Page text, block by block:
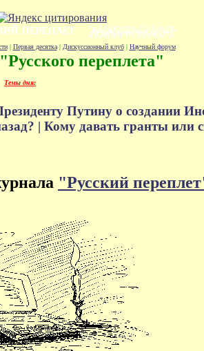
| Первая десятка| Дискуссионный клуб| Научный форум
переплета"
Темы дня:
Путину о создании
| Кому давать гранты или
"Русский